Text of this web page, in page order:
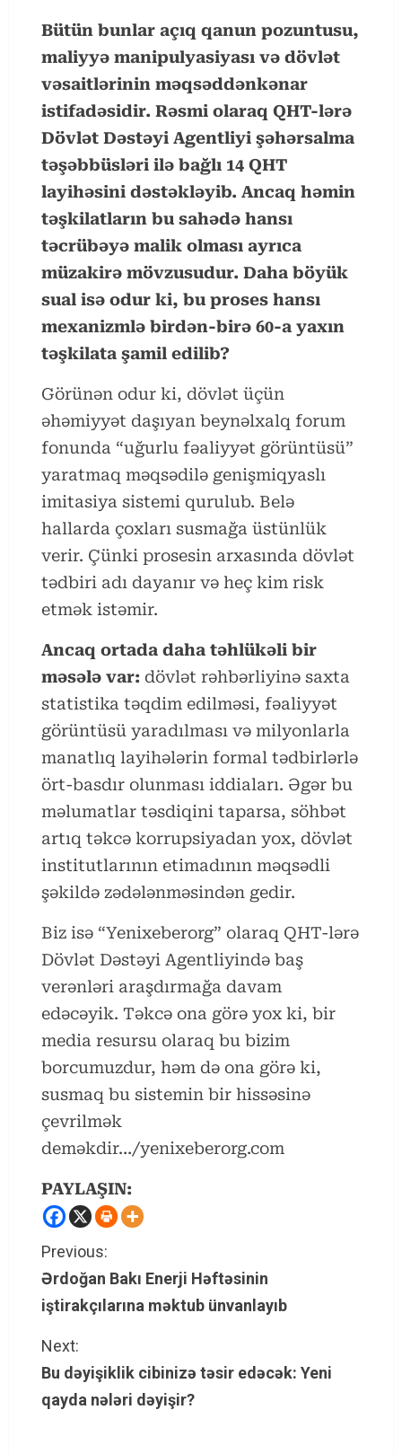
Bütün bunlar açıq qanun pozuntusu,
maliyyə manipulyasiyası və dövlət
vəsaitlərinin məqsəddənkənar
istifadəsidir. Rəsmi olaraq QHT-lərə
Dövlət Dəstəyi Agentliyi şəhərsalma
təşəbbüsləri ilə bağlı 14 QHT
layihəsini dəstəkləyib. Ancaq həmin
təşkilatların bu sahədə hansı
təcrübəyə malik olması ayrıca
müzakirə mövzusudur. Daha böyük
sual isə odur ki, bu proses hansı
mexanizmlə birdən-birə 60-a yaxın
təşkilata şamil edilib?
Görünən odur ki, dövlət üçün
əhəmiyyət daşıyan beynəlxalq forum
fonunda “uğurlu fəaliyyət görüntüsü”
yaratmaq məqsədilə genişmiqyaslı
imitasiya sistemi qurulub. Belə
hallarda çoxları susmağa üstünlük
verir. Çünki prosesin arxasında dövlət
tədbiri adı dayanır və heç kim risk
etmək istəmir.
Ancaq ortada daha təhlükəli bir
məsələ var: dövlət rəhbərliyinə saxta
statistika təqdim edilməsi, fəaliyyət
görüntüsü yaradılması və milyonlarla
manatlıq layihələrin formal tədbirlərlə
ört-basdır olunması iddiaları. Əgər bu
məlumatlar təsdiqini taparsa, söhbət
artıq təkcə korrupsiyadan yox, dövlət
institutlarının etimadının məqsədli
şəkildə zədələnməsindən gedir.
Biz isə “Yenixeberorg” olaraq QHT-lərə
Dövlət Dəstəyi Agentliyində baş
verənləri araşdırmağa davam
edəcəyik. Təkcə ona görə yox ki, bir
media resursu olaraq bu bizim
borcumuzdur, həm də ona görə ki,
susmaq bu sistemin bir hissəsinə
çevrilmək
deməkdir…/yenixeberorg.com
PAYLAŞIN:
C
o
t
i
Previous:
Ərdoğan Bakı Enerji Həftəsinin
iştirakçılarına məktub ünvanlayıb
Next:
Bu dəyişiklik cibinizə təsir edəcək: Yeni
qayda nələri dəyişir?